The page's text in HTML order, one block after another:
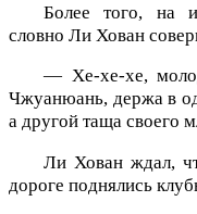
Более того, на
словно Ли Хован
— Хе-хе-хе,
Чжуанюань, держа в
а другой таща своего
Ли Хован ждал,
дороге поднялись